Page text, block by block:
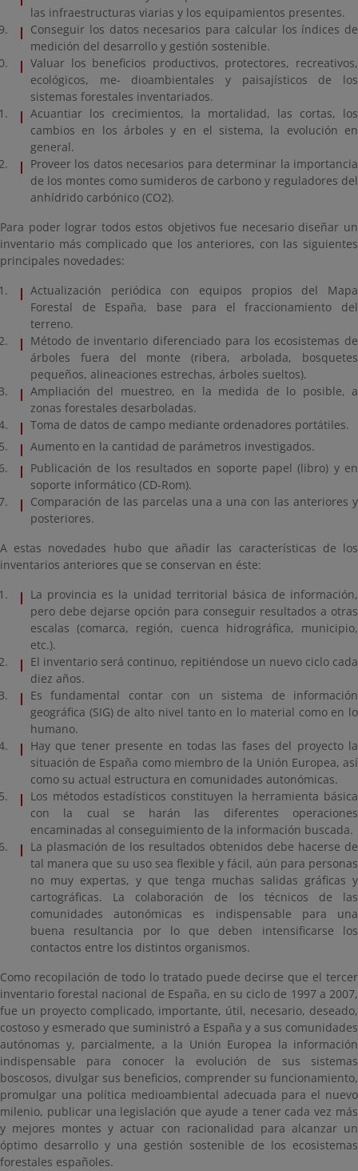
las infraestructuras viarias y los equipamientos presentes.
Conseguir los datos necesarios para calcular los índices de
medición del desarrollo y gestión sostenible.
Valuar los beneficios productivos, protectores, recreativos,
ecológicos, me- dioambientales y paisajísticos de los
sistemas forestales inventariados.
Acuantiar los crecimientos, la mortalidad, las cortas, los
cambios en los árboles y en el sistema, la evolución en
general.
Proveer los datos necesarios para determinar la importancia
de los montes como sumideros de carbono y reguladores del
anhídrido carbónico (CO2).
Para poder lograr todos estos objetivos fue necesario diseñar un
inventario más complicado que los anteriores, con las siguientes
principales novedades:
Actualización periódica con equipos propios del Mapa
Forestal de España, base para el fraccionamiento del
terreno.
Método de inventario diferenciado para los ecosistemas de
árboles fuera del monte (ribera, arbolada, bosquetes
pequeños, alineaciones estrechas, árboles sueltos).
Ampliación del muestreo, en la medida de lo posible, a
zonas forestales desarboladas.
Toma de datos de campo mediante ordenadores portátiles.
Aumento en la cantidad de parámetros investigados.
Publicación de los resultados en soporte papel (libro) y en
soporte informático (CD-Rom).
Comparación de las parcelas una a una con las anteriores y
posteriores.
A estas novedades hubo que añadir las características de los
inventarios anteriores que se conservan en éste:
La provincia es la unidad territorial básica de información,
pero debe dejarse opción para conseguir resultados a otras
escalas (comarca, región, cuenca hidrográfica, municipio,
etc.).
El inventario será continuo, repitiéndose un nuevo ciclo cada
diez años.
Es fundamental contar con un sistema de información
geográfica (SIG) de alto nivel tanto en lo material como en lo
humano.
Hay que tener presente en todas las fases del proyecto la
situación de España como miembro de la Unión Europea, así
como su actual estructura en comunidades autonómicas.
Los métodos estadísticos constituyen la herramienta básica
con la cual se harán las diferentes operaciones
encaminadas al conseguimiento de la información buscada.
La plasmación de los resultados obtenidos debe hacerse de
tal manera que su uso sea flexible y fácil, aún para personas
no muy expertas, y que tenga muchas salidas gráficas y
cartográficas. La colaboración de los técnicos de las
comunidades autonómicas es indispensable para una
buena resultancia por lo que deben intensificarse los
contactos entre los distintos organismos.
Como recopilación de todo lo tratado puede decirse que el tercer
inventario forestal nacional de España, en su ciclo de 1997 a 2007,
fue un proyecto complicado, importante, útil, necesario, deseado,
costoso y esmerado que suministró a España y a sus comunidades
autónomas y, parcialmente, a la Unión Europea la información
indispensable para conocer la evolución de sus sistemas
boscosos, divulgar sus beneficios, comprender su funcionamiento,
promulgar una política medioambiental adecuada para el nuevo
milenio, publicar una legislación que ayude a tener cada vez más
y mejores montes y actuar con racionalidad para alcanzar un
óptimo desarrollo y una gestión sostenible de los ecosistemas
forestales españoles.